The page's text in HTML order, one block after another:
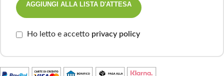
AGGIUNGI ALLA LISTA D'ATTESA
Ho letto e accetto privacy policy